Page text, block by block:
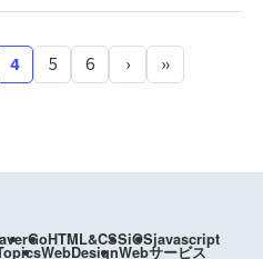
4 5 6 › »
GoHTML&CSSiOSjavascript
WebDesignWebサービス